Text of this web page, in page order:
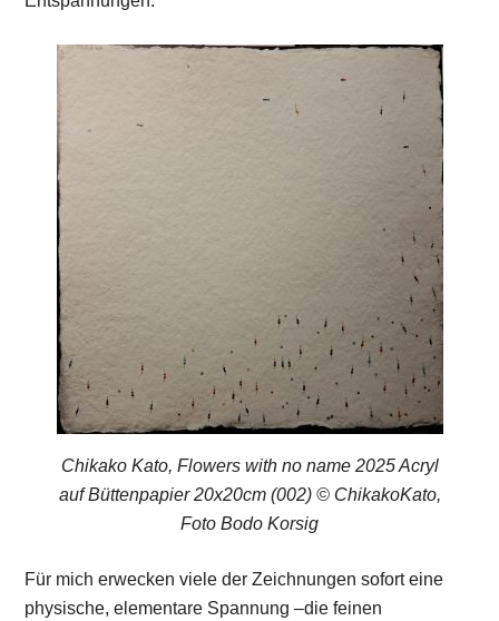
Chikako Kato, Flowers with no name 2025 Acryl
auf Büttenpapier 20x20cm (002) © ChikakoKato,
Foto Bodo Korsig
Für mich erwecken viele der Zeichnungen sofort eine
physische, elementare Spannung –die feinen